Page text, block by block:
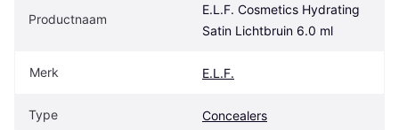
Productnaam
E.L.F. Cosmetics Hydrating
Satin Lichtbruin 6.0 ml
Merk E.L.F.
Type Concealers